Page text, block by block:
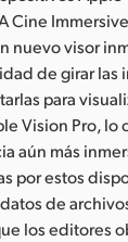
Cine
nuevo visor
de girar las
para
Vision Pro, lo
aún más
por estos
de
los editores